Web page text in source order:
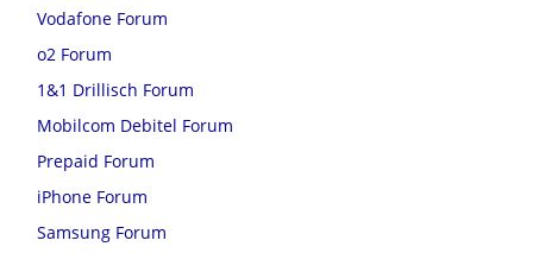
Vodafone Forum
o2 Forum
1&1 Drillisch Forum
Mobilcom Debitel Forum
Prepaid Forum
iPhone Forum
Samsung Forum